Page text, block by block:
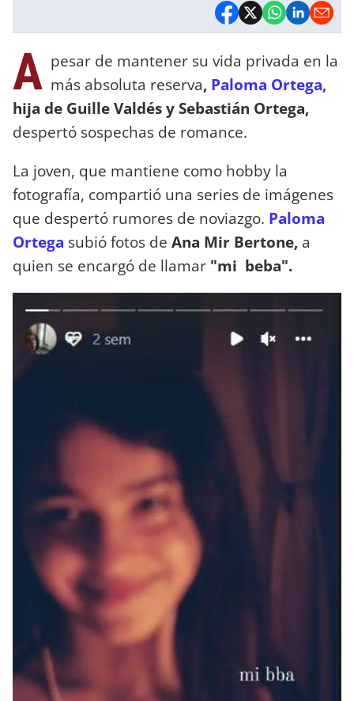
A pesar de mantener su vida privada en la
más absoluta reserva, Paloma Ortega,
hija de Guille Valdés y Sebastián Ortega,
despertó sospechas de romance.
La joven, que mantiene como hobby la
fotografía, compartió una series de imágenes
que despertó rumores de noviazgo. Paloma
Ortega subió fotos de Ana Mir Bertone, a
quien se encargó de llamar "mi beba".